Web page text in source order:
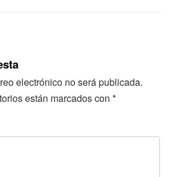
electrónico no será publicada.
están marcados con*